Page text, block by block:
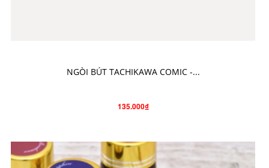
NGÒI BÚT TACHIKAWA COMIC -...
135.000₫